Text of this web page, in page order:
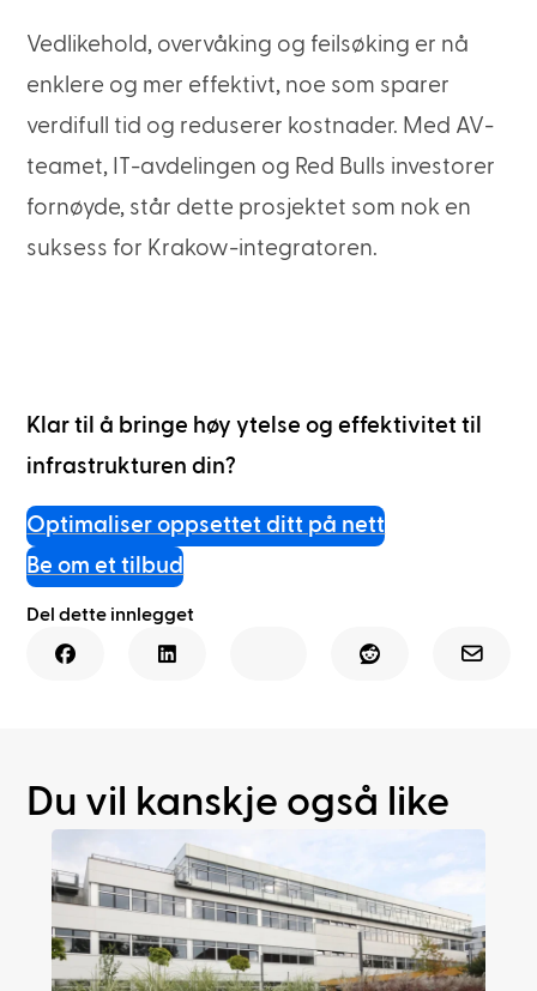
Vedlikehold, overvåking og feilsøking er nå
enklere og mer effektivt, noe som sparer
verdifull tid og reduserer kostnader. Med AV-
teamet, IT-avdelingen og Red Bulls investorer
fornøyde, står dette prosjektet som nok en
suksess for Krakow-integratoren.
Klar til å bringe høy ytelse og effektivitet til
infrastrukturen din?
Optimaliser oppsettet ditt på nett
Be om et tilbud
Del dette innlegget
Du vil kanskje også like